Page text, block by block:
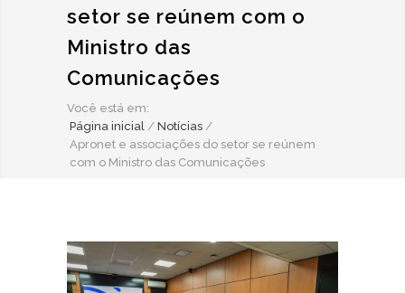
setor se reúnem com o
Ministro das
Comunicações
Você está em:
Página inicial / Notícias /
Apronet e associações do setor se reúnem
com o Ministro das Comunicações